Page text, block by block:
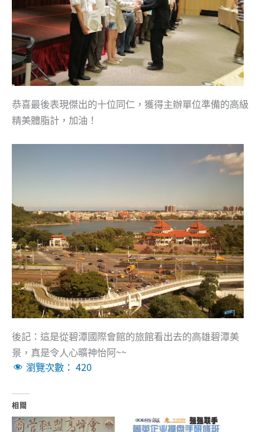
恭喜最後表現傑出的十位同仁，獲得主辦單位準備的高級
精美體脂計，加油！
後記：這是從碧潭國際會館的旅館看出去的高雄碧潭美
景，真是令人心曠神怡阿~~
瀏覽次數： 420
相關